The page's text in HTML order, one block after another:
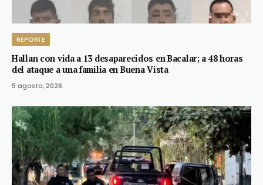
REPORTE
Hallan con vida a 13 desaparecidos en Bacalar; a 48 horas
del ataque a una familia en Buena Vista
5 agosto, 2026